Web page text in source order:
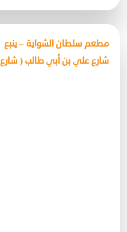
مطعم سلطان الشواية – ينبع
شارع علي بن أبي طالب ( شارع